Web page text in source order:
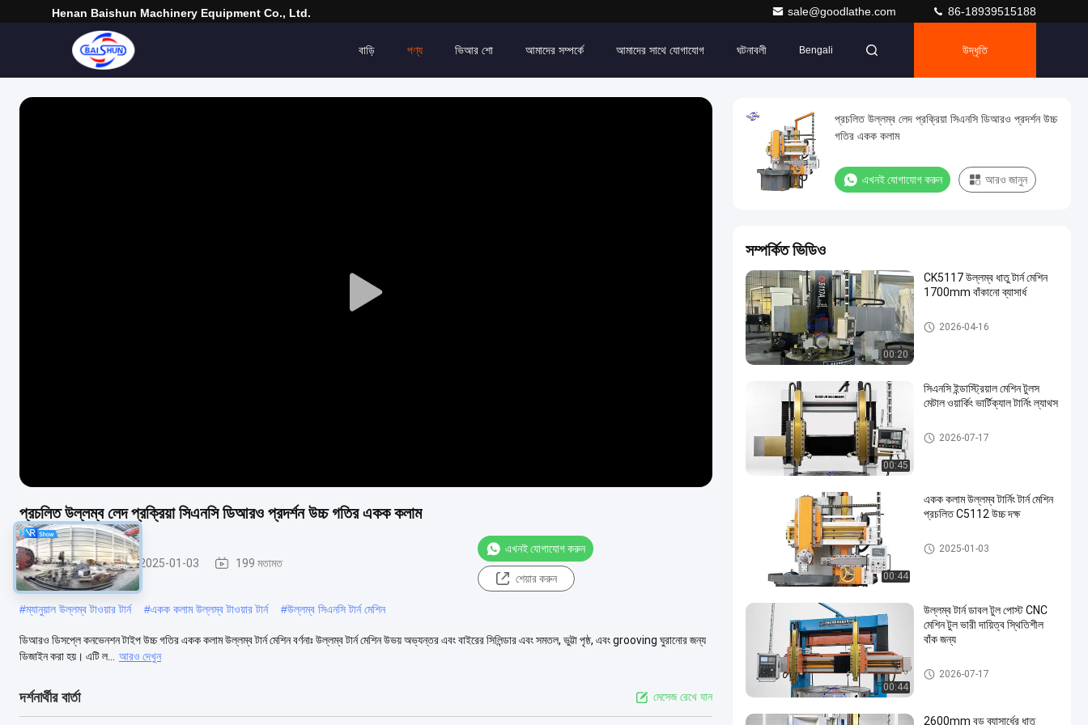
Henan Baishun Machinery Equipment Co., Ltd. sale@goodlathe.com 86-18939515188
বাড়ি পণ্য ভিআর শো আমাদের সম্পর্কে আমাদের সাথে যোগাযোগ ঘটনাবলী Bengali উদ্ধৃতি
Play
প্রচলিত উল্লম্ব লেদ প্রক্রিয়া সিএনসি ডিআরও প্রদর্শন উচ্চ গতির একক কলাম
উল্লম্ব লেদ মেশিন 2025-01-03 199 মতামত
এখনই যোগাযোগ করুন
শেয়ার করুন
#ম্যানুয়াল উল্লম্ব টাওয়ার টার্ন #একক কলাম উল্লম্ব টাওয়ার টার্ন #উল্লম্ব সিএনসি টার্ন মেশিন
ডিআরও ডিসপ্লে কনভেনশন টাইপ উচ্চ গতির একক কলাম উল্লম্ব টার্ন মেশিন বর্ণনাঃ উল্লম্ব টার্ন মেশিন উভয় অভ্যন্তর এবং বাইরের সিলিন্ডার এবং সমতল, ভুট্টা পৃষ্ঠ, এবং grooving ঘুরানোর জন্য
ডিজাইন করা হয়। এটি ল...
আরও দেখুন
দর্শনার্থীর বার্তা মেসেজ রেখে যান
প্রচলিত উল্লম্ব লেদ প্রক্রিয়া সিএনসি ডিআরও প্রদর্শন উচ্চ
গতির একক কলাম
এখনই যোগাযোগ করুন আরও জানুন
সম্পর্কিত ভিডিও
00:20
CK5117 উল্লম্ব ধাতু টার্ন মেশিন
1700mm বাঁকানো ব্যাসার্ধ
উল্লম্ব লেদ মেশিন
2026-04-16
00:45
সিএনসি ইন্ডাস্ট্রিয়াল মেশিন টুলস
মেটাল ওয়ার্কিং ভার্টিক্যাল টার্নিং ল্যাথস
উল্লম্ব লেদ মেশিন
2026-07-17
00:44
একক কলাম উল্লম্ব টার্নিং টার্ন মেশিন
প্রচলিত C5112 উচ্চ দক্ষ
উল্লম্ব লেদ মেশিন
2025-01-03
00:44
উল্লম্ব টার্ন ডাবল টুল পোস্ট CNC
মেশিন টুল ভারী দায়িত্ব স্থিতিশীল
বাঁক জন্য
উল্লম্ব লেদ মেশিন
2026-07-17
2600mm বড় ব্যাসার্ধের ধাতু